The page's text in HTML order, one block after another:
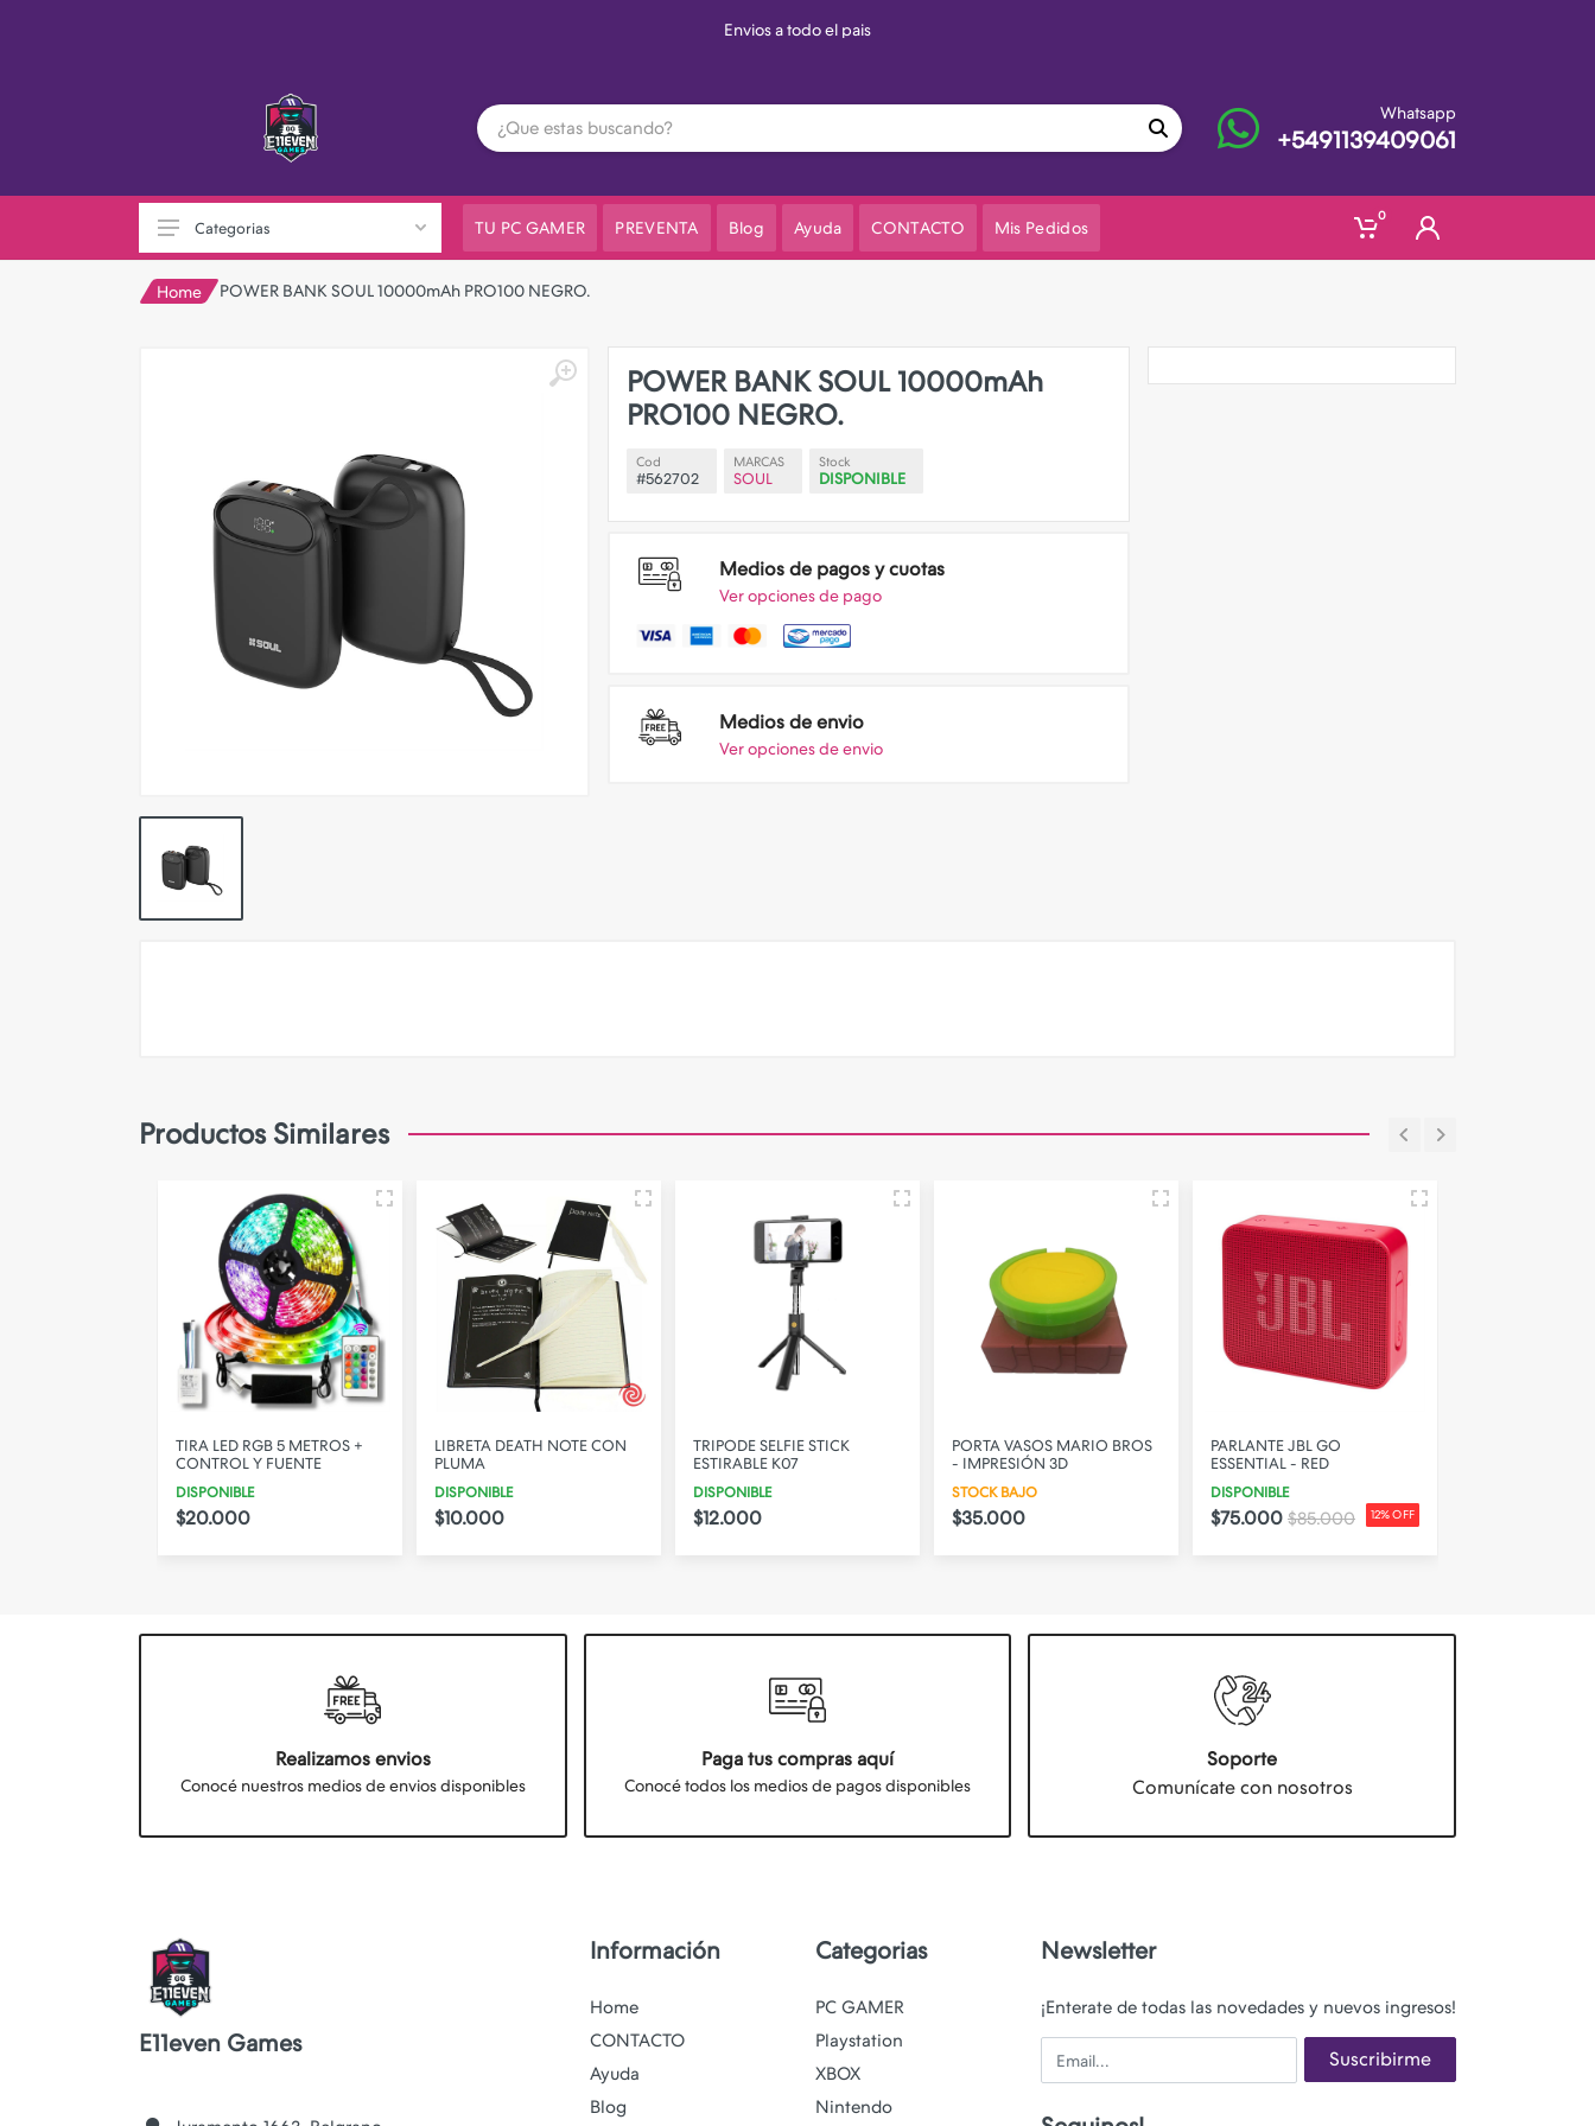
3 cuotas sin interes en el valor de lista
Whatsapp
+5491139409061
Otras consolas
Preventas
SEMINUEVOS
Componentes PC
Notebooks
Perifericos PC
2X1 DIGITALES PS4/PS5
PERSONALIZA TU FUNDA!
Categorias TU PC GAMER PREVENTA Blog Ayuda CONTACTO Mis Pedidos
0
Home POWER BANK SOUL 10000mAh PRO100 NEGRO.
POWER BANK SOUL 10000mAh
PRO100 NEGRO.
Cod
#562702
MARCAS
SOUL
Stock
DISPONIBLE
Medios de pagos y cuotas
Ver opciones de pago
Medios de envio
Ver opciones de envio
Productos Similares
TIRA LED RGB 5 METROS +
CONTROL Y FUENTE
DISPONIBLE
$20.000
LIBRETA DEATH NOTE CON
PLUMA
DISPONIBLE
$10.000
TRIPODE SELFIE STICK
ESTIRABLE K07
DISPONIBLE
$12.000
PORTA VASOS MARIO BROS
- IMPRESIÓN 3D
STOCK BAJO
$35.000
PARLANTE JBL GO
ESSENTIAL - RED
DISPONIBLE
12% OFF
$75.000 $85.000
Realizamos envios
Conocé nuestros medios de envios disponibles
Paga tus compras aquí
Conocé todos los medios de pagos disponibles
Soporte
Comunícate con nosotros
E11even Games
Información
Home
CONTACTO
Ayuda
Blog
Categorias
PC GAMER
Playstation
XBOX
Nintendo
Newsletter
¡Enterate de todas las novedades y nuevos ingresos!
Email Suscribirme